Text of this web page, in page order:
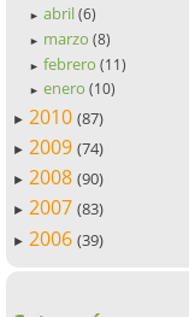
► abril (6)
► marzo (8)
► febrero (11)
► enero (10)
► 2010 (87)
► 2009 (74)
► 2008 (90)
► 2007 (83)
► 2006 (39)